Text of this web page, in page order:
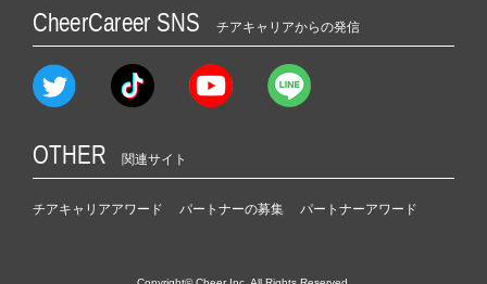
CheerCareer SNS チアキャリアからの発信
OTHER 関連サイト
チアキャリアアワード パートナーの募集 パートナーアワード